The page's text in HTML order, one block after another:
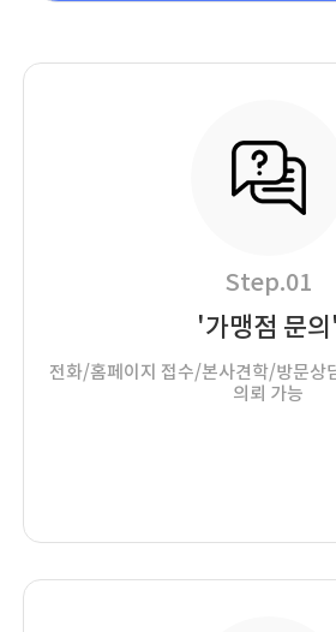
Step.01
'가맹점 문의'
전화/홈페이지 접수/본사견학/방문상
의뢰 가능